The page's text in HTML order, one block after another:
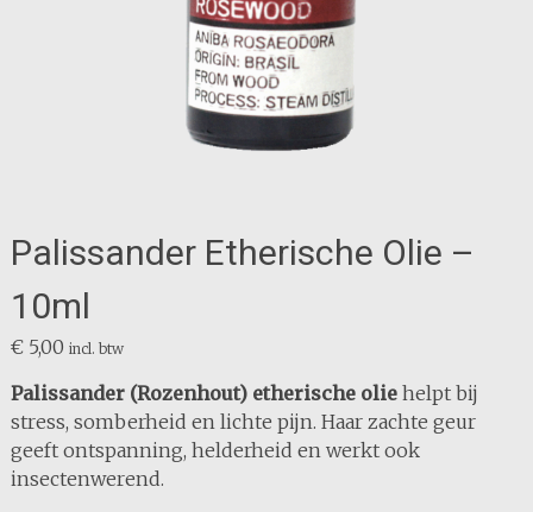
Palissander Etherische Olie –
10ml
€5,00 incl. btw
Palissander (Rozenhout) etherische oliehelpt bij
stress, somberheid en lichte pijn. Haar zachte geur
geeft ontspanning, helderheid en werkt ook
insectenwerend.